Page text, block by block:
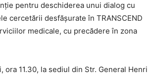
pentru deschiderea unui dialog cu
cercetării desfăşurate în TRANSCEND
medicale, cu precădere în zona
11.30, la sediul din Str. General Henri